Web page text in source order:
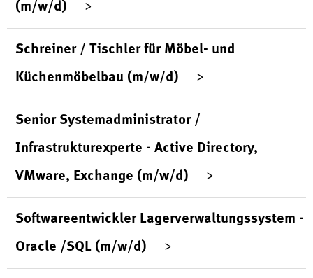
(m/w/d)
Schreiner / Tischler für Möbel- und
Küchenmöbelbau (m/w/d)
Senior Systemadministrator /
Infrastrukturexperte - Active Directory,
VMware, Exchange (m/w/d)
Softwareentwickler Lagerverwaltungssystem -
Oracle /SQL (m/w/d)